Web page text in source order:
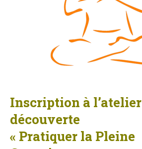
Inscription à l’atelier
découverte
« Pratiquer la Pleine